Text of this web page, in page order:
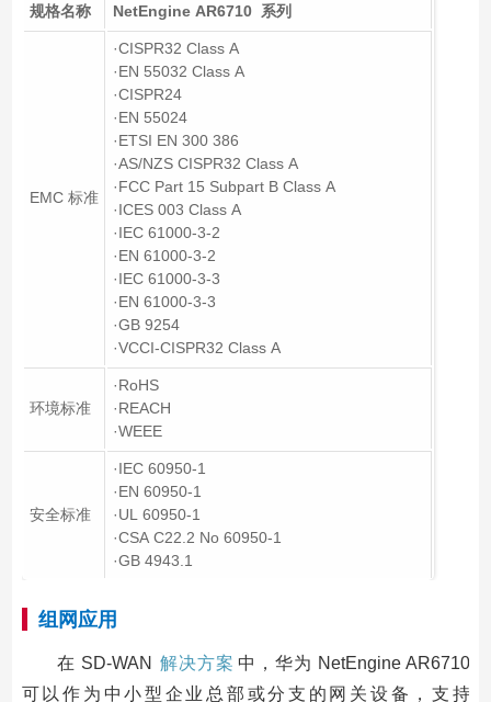
规格名称 NetEngine AR6710 系列
EMC 标准
·CISPR32 Class A
·EN 55032 Class A
·CISPR24
·EN 55024
·ETSI EN 300 386
·AS/NZS CISPR32 Class A
·FCC Part 15 Subpart B Class A
·ICES 003 Class A
·IEC 61000-3-2
·EN 61000-3-2
·IEC 61000-3-3
·EN 61000-3-3
·GB 9254
·VCCI-CISPR32 Class A
环境标准
·RoHS
·REACH
·WEEE
安全标准
·IEC 60950-1
·EN 60950-1
·UL 60950-1
·CSA C22.2 No 60950-1
·GB 4943.1
组网应用
在 SD-WAN 解决方案 中，华为 NetEngine AR6710
可以作为中小型企业总部或分支的网关设备，支持